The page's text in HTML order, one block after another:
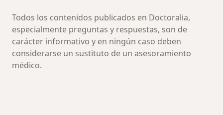
Todos los contenidos publicados en Doctoralia,
especialmente preguntas y respuestas, son de
carácter informativo y en ningún caso deben
considerarse un sustituto de un asesoramiento
médico.